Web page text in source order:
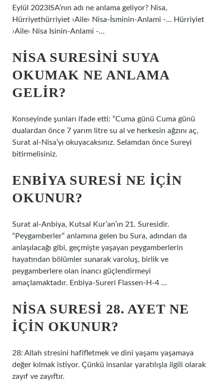
Eylül 2023ISA’nın adı ne anlama geliyor? Nisa,
Hürriyethürriyiet ›Aile› Nisa-İsminin-Anlami -… Hürriyiet
›Aile› Nisa Isinin-Anlami -…
NISA SURESINI SUYA
OKUMAK NE ANLAMA
GELIR?
Konseyinde şunları ifade etti: “Cuma günü Cuma günü
dualardan önce 7 yarım litre su al ve herkesin ağzını aç,
Surat al-Nisa’yı okuyacaksınız. Selamdan önce Sureyi
bitirmelisiniz.
ENBIYA SURESI NE IÇIN
OKUNUR?
Surat al-Anbiya, Kutsal Kur’an’ın 21. Suresidir.
“Peygamberler” anlamına gelen bu Sura, adından da
anlaşılacağı gibi, geçmişte yaşayan peygamberlerin
hayatından bölümler sunarak varoluş, birlik ve
peygamberlere olan inancı güçlendirmeyi
amaçlamaktadır. Enbiya-Sureri Flassen-H-4 …
NISA SURESI 28. AYET NE
IÇIN OKUNUR?
28: Allah stresini hafifletmek ve dini yaşamı yaşamaya
değer kılmak istiyor. Çünkü insanlar yaratılışla ilgili olarak
zayıf ve zayıftır.